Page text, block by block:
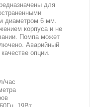
для
диаметром 6 мм.
корпуса и не
Помпа может
Аварийный
опции.
час